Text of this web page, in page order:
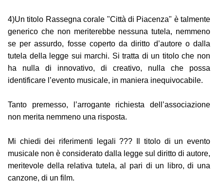
4)Un titolo Rassegna corale "Città di Piacenza" è talmente
generico che non meriterebbe nessuna tutela, nemmeno
se per assurdo, fosse coperto da diritto d’autore o dalla
tutela della legge sui marchi. Si tratta di un titolo che non
ha nulla di innovativo, di creativo, nulla che possa
identificare l’evento musicale, in maniera inequivocabile.
Tanto premesso, l’arrogante richiesta dell’associazione
non merita nemmeno una risposta.
Mi chiedi dei riferimenti legali ??? Il titolo di un evento
musicale non è considerato dalla legge sul diritto di autore,
meritevole della relativa tutela, al pari di un libro, di una
canzone, di un film.